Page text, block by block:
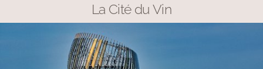
La Cité du Vin